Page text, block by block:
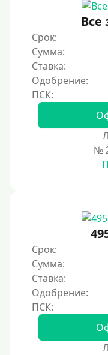
Срок:
Сумма:
Ставка:
Одобрение:
№
Срок:
Сумма:
Ставка:
Одобрение: